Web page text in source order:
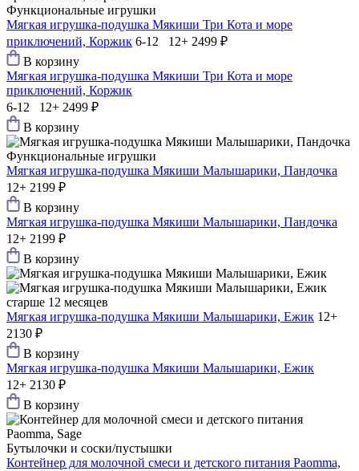
Функциональные игрушки
Мягкая игрушка-подушка Мякиши Три Кота и море
приключений, Коржик 6-12 12+ 2499 ₽
В корзину
Мягкая игрушка-подушка Мякиши Три Кота и море
приключений, Коржик
6-12 12+ 2499 ₽
В корзину
Функциональные игрушки
Мягкая игрушка-подушка Мякиши Малышарики, Пандочка
12+ 2199 ₽
В корзину
Мягкая игрушка-подушка Мякиши Малышарики, Пандочка
12+ 2199 ₽
В корзину
старше 12 месяцев
Мягкая игрушка-подушка Мякиши Малышарики, Ежик 12+
2130 ₽
В корзину
Мягкая игрушка-подушка Мякиши Малышарики, Ежик
12+ 2130 ₽
В корзину
Бутылочки и соски/пустышки
Контейнер для молочной смеси и детского питания Paomma,